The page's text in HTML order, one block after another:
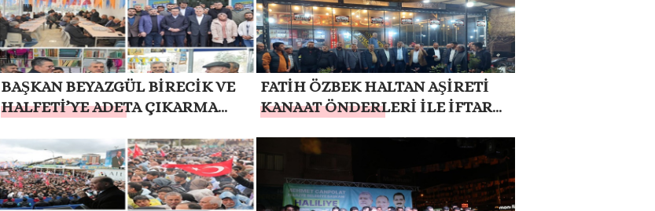
BAŞKAN BEYAZGÜL BİRECİK VE
HALFETİ’YE ADETA ÇIKARMA
FATİH ÖZBEK HALTAN AŞİRETİ
KANAAT ÖNDERLERİ İLE İFTAR
GELDİ